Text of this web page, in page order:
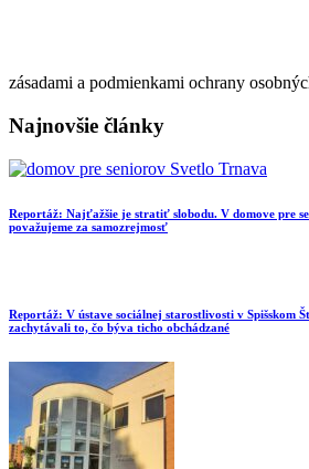
zásadami a podmienkami ochrany
Najnovšie články
Reportáž: Najťažšie je stratiť slobodu. V domove pre
považujeme za samozrejmosť
Reportáž: V ústave sociálnej starostlivosti v Spišskom
zachytávali to, čo býva ticho obchádzané